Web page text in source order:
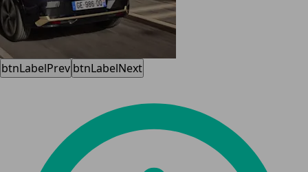
btnLabelPrev btnLabelNext